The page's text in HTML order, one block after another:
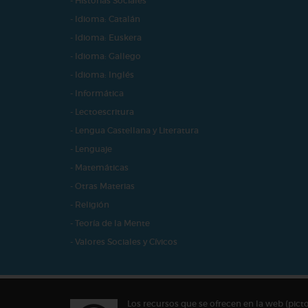
- Idioma: Catalán
- Idioma: Euskera
- Idioma: Gallego
- Idioma: Inglés
- Informática
- Lectoescritura
- Lengua Castellana y Literatura
- Lenguaje
- Matemáticas
- Otras Materias
- Religión
- Teoría de la Mente
- Valores Sociales y Cívicos
Los recursos que se ofrecen en la web